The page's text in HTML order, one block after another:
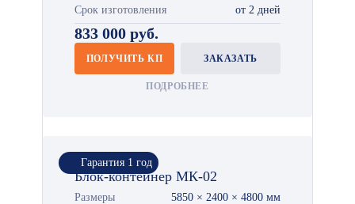
Срок изготовления от 2 дней
833 000 руб.
ПОЛУЧИТЬ КП ЗАКАЗАТЬ
ПОДРОБНЕЕ
Гарантия 1 год
Блок-контейнер МК-02
Размеры 5850 × 2400 × 4800 мм